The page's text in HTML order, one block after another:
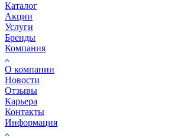
Каталог
Акции
Услуги
Бренды
Компания
О компании
Новости
Отзывы
Карьера
Контакты
Информация